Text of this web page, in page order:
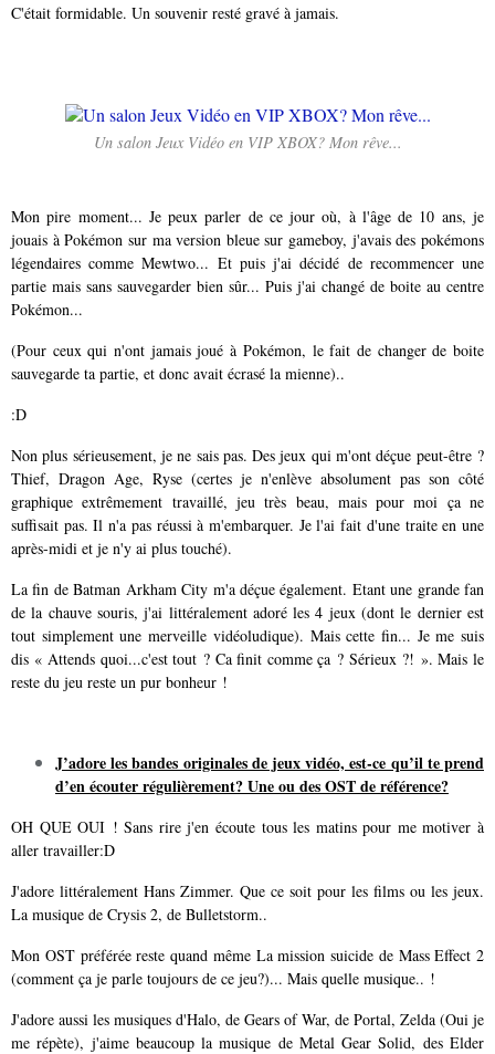
C'était formidable. Un souvenir resté gravé à jamais.
Un salon Jeux Vidéo en VIP XBOX? Mon rêve...
Mon pire moment... Je peux parler de ce jour où, à l'âge de 10 ans, je
jouais à Pokémon sur ma version bleue sur gameboy, j'avais des pokémons
légendaires comme Mewtwo... Et puis j'ai décidé de recommencer une
partie mais sans sauvegarder bien sûr... Puis j'ai changé de boite au centre
Pokémon...
(Pour ceux qui n'ont jamais joué à Pokémon, le fait de changer de boite
sauvegarde ta partie, et donc avait écrasé la mienne)..
:D
Non plus sérieusement, je ne sais pas. Des jeux qui m'ont déçue peut-être ?
Thief, Dragon Age, Ryse (certes je n'enlève absolument pas son côté
graphique extrêmement travaillé, jeu très beau, mais pour moi ça ne
suffisait pas. Il n'a pas réussi à m'embarquer. Je l'ai fait d'une traite en une
après-midi et je n'y ai plus touché).
La fin de Batman Arkham City m'a déçue également. Etant une grande fan
de la chauve souris, j'ai littéralement adoré les 4 jeux (dont le dernier est
tout simplement une merveille vidéoludique). Mais cette fin... Je me suis
dis « Attends quoi...c'est tout ? Ca finit comme ça ? Sérieux ?! ». Mais le
reste du jeu reste un pur bonheur !
J’adore les bandes originales de jeux vidéo, est-ce qu’il te prend
d’en écouter régulièrement? Une ou des OST de référence?
OH QUE OUI ! Sans rire j'en écoute tous les matins pour me motiver à
aller travailler:D
J'adore littéralement Hans Zimmer. Que ce soit pour les films ou les jeux.
La musique de Crysis 2, de Bulletstorm..
Mon OST préférée reste quand même La mission suicide de Mass Effect 2
(comment ça je parle toujours de ce jeu?)... Mais quelle musique.. !
J'adore aussi les musiques d'Halo, de Gears of War, de Portal, Zelda (Oui je
me répète), j'aime beaucoup la musique de Metal Gear Solid, des Elder